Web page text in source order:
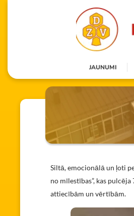
JAUNUMI
Siltā, emocionālā un ļoti
no mīlestības”, kas
attiecībām un vērtībām.